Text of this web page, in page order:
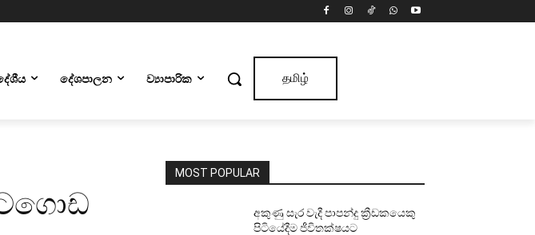
දේශපාලන ව්‍යාපාරික தமிழ்
MOST POPULAR
අකුණු සැර වැදී පාපන්දු ක්‍රීඩකයෙකු
පිටියේදීම ජීවිතක්ෂයට